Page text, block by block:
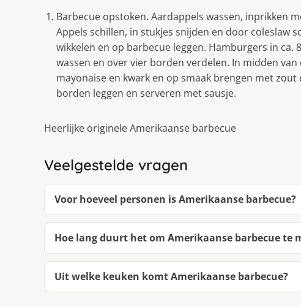
Barbecue opstoken. Aardappels wassen, inprikken
Appels schillen, in stukjes snijden en door coleslaw
wikkelen en op barbecue leggen. Hamburgers in ca.
wassen en over vier borden verdelen. In midden
mayonaise en kwark en op smaak brengen met
borden leggen en serveren met sausje.
Heerlijke originele Amerikaanse barbecue
Veelgestelde vragen
Voor hoeveel personen is Amerikaanse barbecue?
Hoe lang duurt het om Amerikaanse barbecue te
Uit welke keuken komt Amerikaanse barbecue?